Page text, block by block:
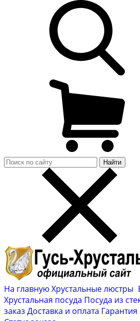
Найти
На главнуюХрустальные люстры
Хрустальная посуда Посуда из
заказ Доставка и оплата Гарантия